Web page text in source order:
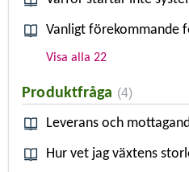
Vanligt förekommande
Visa alla 22
Produktfråga 4
Leverans och
Hur vet jag växtens